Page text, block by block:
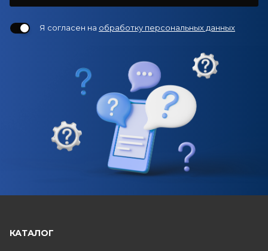
Я согласен на обработку персональных данных
КАТАЛОГ